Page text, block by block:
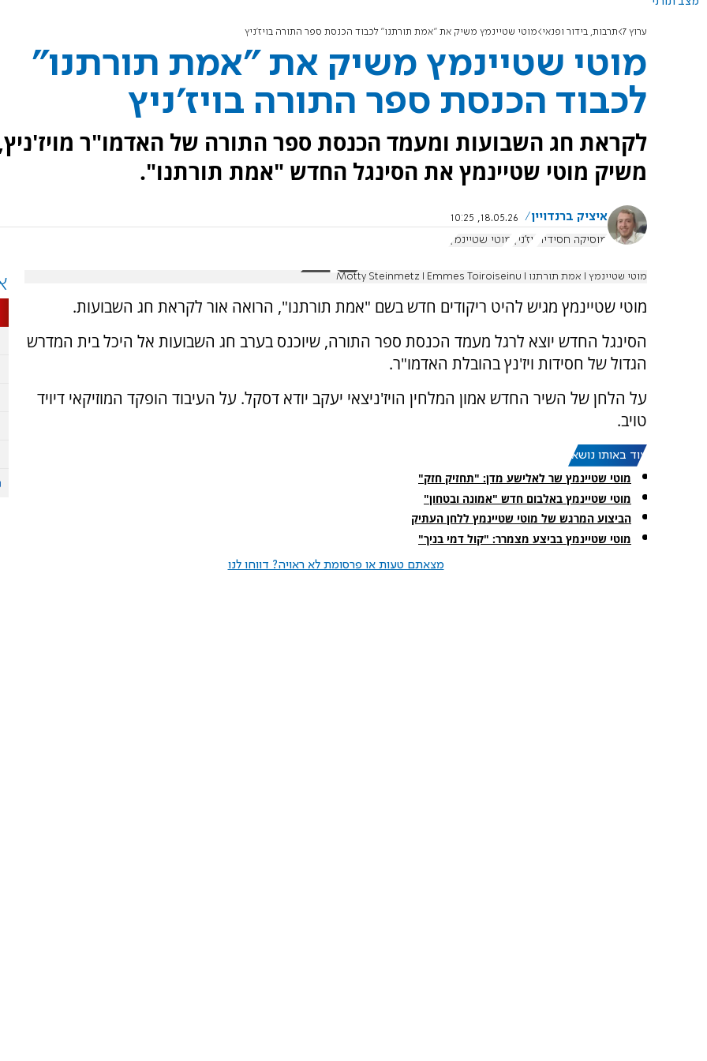
ערוץ 7 תרבות, בידור ופנאי מוטי שטיינמץ משיק את "אמת תורתנו" לכבוד הכנסת ספר התורה בויז'ניץ
מוטי שטיינמץ משיק את "אמת תורתנו"
לכבוד הכנסת ספר התורה בויז'ניץ
לקראת חג השבועות ומעמד הכנסת ספר התורה של האדמו"ר
משיק מוטי שטיינמץ את הסינגל החדש "אמת תורתנו".
איציק ברנדויין
18.05.26, 10:25
מוסיקה חסידית
ויז'ניץ מוטי שטיינמץ
מוטי שטיינמץ I אמת תורתנו Motty Steinmetz I Emmes Toiroiseinu I
מוטי שטיינמץ מגיש להיט ריקודים חדש בשם "אמת תורתנו", הרואה אור לקראת חג השבועות.
הסינגל החדש יוצא לרגל מעמד הכנסת ספר התורה, שיוכנס בערב חג השבועות אל היכל בית המדרש
הגדול של חסידות ויז'נץ בהובלת האדמו"ר.
על הלחן של השיר החדש אמון המלחין הויז'ניצאי יעקב יודא דסקל. על העיבוד הופקד המוזיקאי דיויד
טויב.
עוד באותו נושא:
מוטי שטיינמץ שר לאלישע מדן: "תחזיק חזק"
מוטי שטיינמץ באלבום חדש "אמונה ובטחון"
הביצוע המרגש של מוטי שטיינמץ ללחן העתיק
מוטי שטיינמץ בביצע מצמרר: "קול דמי בניך"
מצאתם טעות או פרסומת לא ראויה? דווחו לנו